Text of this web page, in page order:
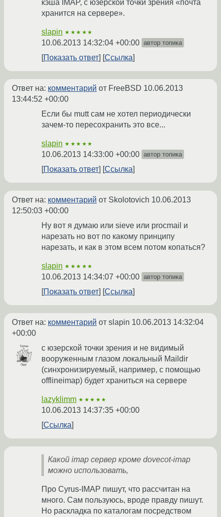
кэша IMAP, с юзерской точки зрения «почта
хранится на сервере».
slapin ★★★★★
10.06.2013 14:32:04 +00:00 автор топика
Показать ответ Ссылка
Ответ на: комментарий от FreeBSD 10.06.2013
13:44:52 +00:00
Если бы mutt сам не хотел периодически
зачем-то пересохранить это все...
slapin ★★★★★
10.06.2013 14:33:00 +00:00 автор топика
Показать ответ Ссылка
Ответ на: комментарий от Skolotovich 10.06.2013
12:50:03 +00:00
Ну вот я думаю или sieve или procmail и
нарезать но вот по какому принципу
нарезать, и как в этом всем потом копаться?
slapin ★★★★★
10.06.2013 14:34:07 +00:00 автор топика
Показать ответ Ссылка
Ответ на: комментарий от slapin 10.06.2013 14:32:04
+00:00
с юзерской точки зрения и не видимый
вооруженным глазом локальный Maildir
(синхронизируемый, например, с помощью
offlineimap) будет храниться на сервере
lazyklimm ★★★★★
10.06.2013 14:37:35 +00:00
Ссылка
Какой imap сервер кроме dovecot-imap
можно использовать,
Про Cyrus-IMAP пишут, что рассчитан на
много. Сам пользуюсь, вроде правду пишут.
Но раскладка по каталогам посредством